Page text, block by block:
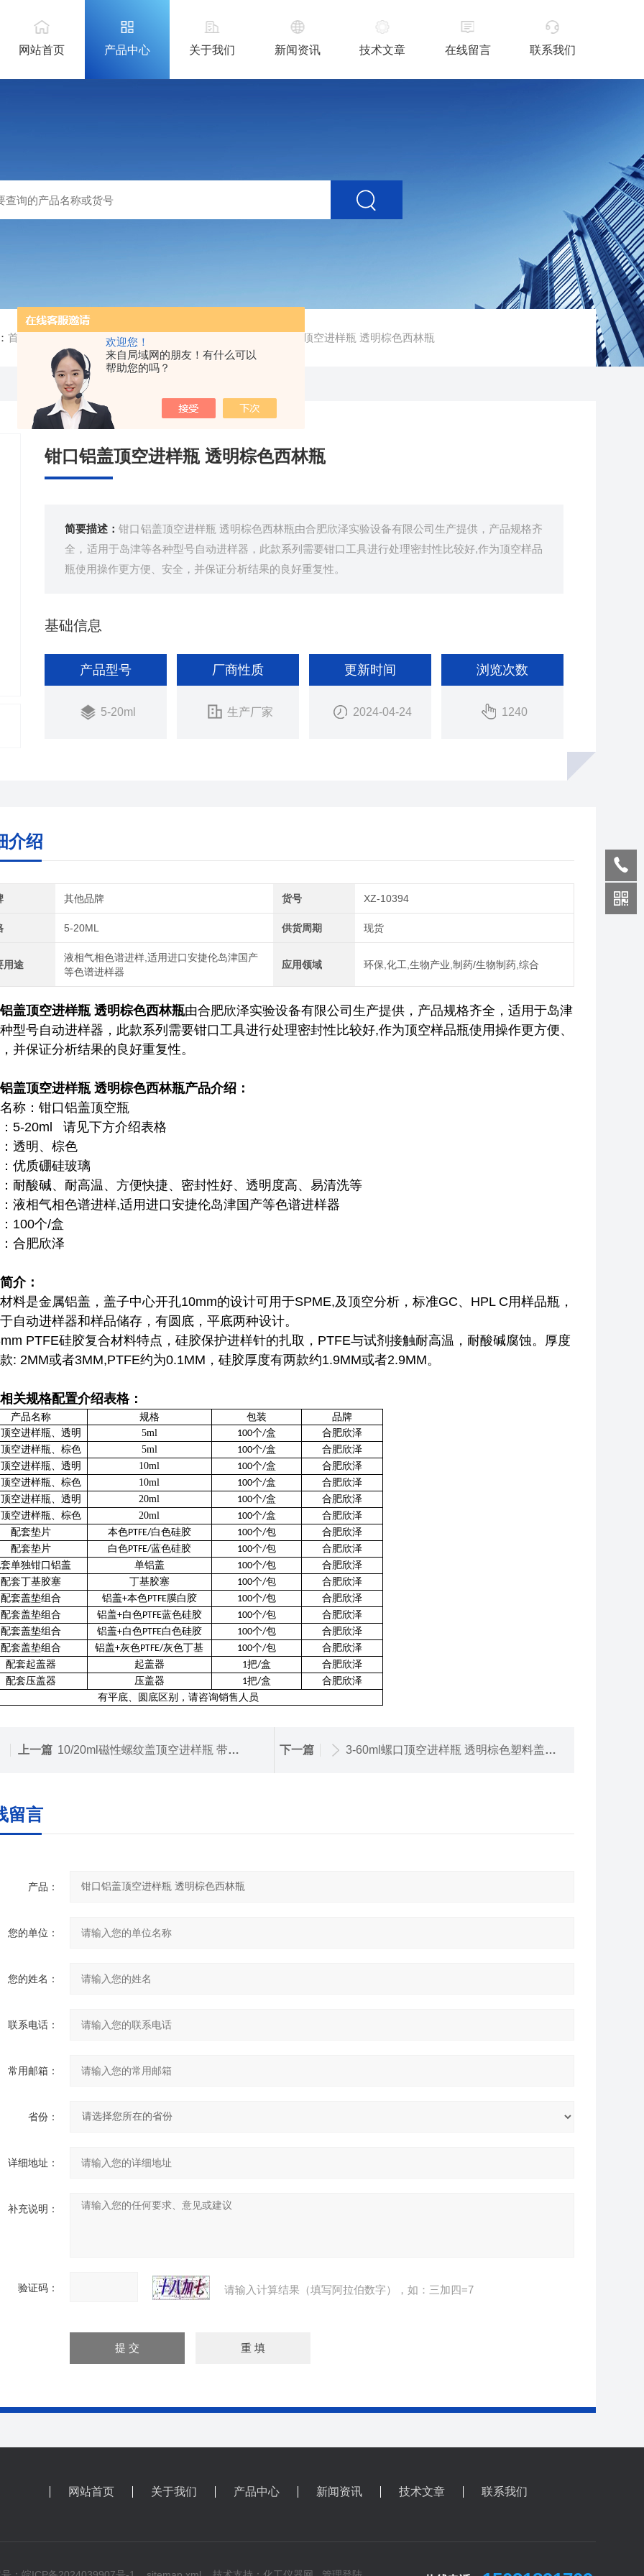
欢迎您！
来自局域网的朋友！有什么可以
帮助您的吗？
网站首页 产品中心 关于我们 新闻资讯 技术文章 在线留言 联系我们
首页 色谱实验耗材 / 5-20ml钳口铝盖顶空进样瓶 透明棕色西林瓶
钳口铝盖顶空进样瓶 透明棕色西林瓶
简要描述：钳口铝盖顶空进样瓶 透明棕色西林瓶由合肥欣泽实验设备有限公司生产提供，产品规格齐
全，适用于岛津等各种型号自动进样器，此款系列需要钳口工具进行处理密封性比较好,作为顶空样品
瓶使用操作更方便、安全，并保证分析结果的良好重复性。
基础信息
产品型号
5-20ml
厂商性质
生产厂家
更新时间
2024-04-24
浏览次数
1240
介绍
其他品牌 货号 XZ-10394
5-20ML 供货周期 现货
用途
液相气相色谱进样,适用进口安捷伦岛津国产
等色谱进样器
应用领域 环保,化工,生物产业,制药/生物制药,综合
盖顶空进样瓶 透明棕色西林瓶由合肥欣泽实验设备有限公司生产提供，产品规格齐全，适用于岛津
型号自动进样器，此款系列需要钳口工具进行处理密封性比较好,作为顶空样品瓶使用操作更方便、
并保证分析结果的良好重复性。
盖顶空进样瓶 透明棕色西林瓶产品介绍：
称：钳口铝盖顶空瓶
5-20ml 请见下方介绍表格
透明、棕色
优质硼硅玻璃
耐酸碱、耐高温、方便快捷、密封性好、透明度高、易清洗等
液相气相色谱进样,适用进口安捷伦岛津国产等色谱进样器
100个/盒
合肥欣泽
介：
料是金属铝盖，盖子中心开孔10mm的设计可用于SPME,及顶空分析，标准GC、HPL C用样品瓶，
自动进样器和样品储存，有圆底，平底两种设计。
PTFE硅胶复合材料特点，硅胶保护进样针的扎取，PTFE与试剂接触耐高温，耐酸碱腐蚀。厚度
: 2MM或者3MM,PTFE约为0.1MM，硅胶厚度有两款约1.9MM或者2.9MM。
关规格配置介绍表格：
产品名称 规格 包装
品牌
空进样瓶、透明
5ml 100个/盒
合肥欣泽
空进样瓶、棕色
5ml 100个/盒
合肥欣泽
空进样瓶、透明
10ml 100个/盒
合肥欣泽
空进样瓶、棕色
10ml 100个/盒
合肥欣泽
空进样瓶、透明
20ml 100个/盒
合肥欣泽
空进样瓶、棕色
20ml 100个/盒
合肥欣泽
配套垫片
本色PTFE/白色硅胶 100个/包
合肥欣泽
配套垫片
白色PTFE/蓝色硅胶 100个/包
合肥欣泽
单独钳口铝盖
单铝盖 100个/包
合肥欣泽
配套丁基胶塞
丁基胶塞 100个/包
合肥欣泽
配套盖垫组合
铝盖+本色PTFE膜白胶 100个/包
合肥欣泽
配套盖垫组合
铝盖+白色PTFE蓝色硅胶 100个/包
合肥欣泽
配套盖垫组合
铝盖+白色PTFE白色硅胶 100个/包
合肥欣泽
配套盖垫组合
铝盖+灰色PTFE/灰色丁基 100个/包
合肥欣泽
配套起盖器
起盖器 1把/盒
合肥欣泽
配套压盖器
压盖器 1把/盒
合肥欣泽
有平底、圆底区别，请咨询销售人员
上一篇 10/20ml磁性螺纹盖顶空进样瓶 带刻度透明棕色 下一篇 3-60ml螺口顶空进样瓶 透明棕色塑料盖样品瓶
留言
产品：
您的单位：
您的姓名：
联系电话：
常用邮箱：
省份：
详细地址：
补充说明：
验证码： 请输入计算结果（填写阿拉伯数字），如：三加四=7
网站首页 关于我们 产品中心 新闻资讯 技术文章 联系我们